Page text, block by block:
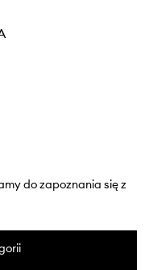
do zapoznania się z